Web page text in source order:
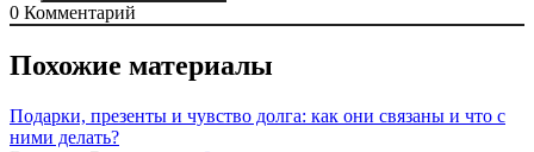
0 Комментарий
Похожие материалы
Подарки, презенты и чувство долга: как они связаны и что с
ними делать?